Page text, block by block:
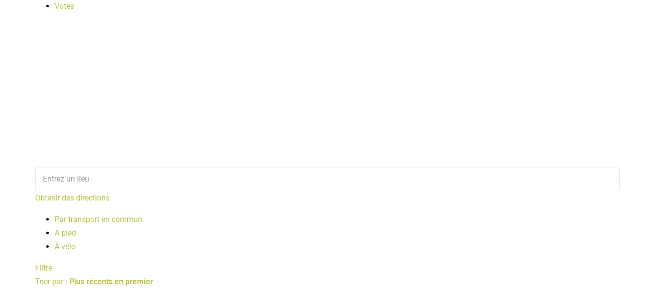
Votes
Obtenir des directions
Par transport en commun
A pied
À vélo
Filtre
Trier par : Plus récents en premier